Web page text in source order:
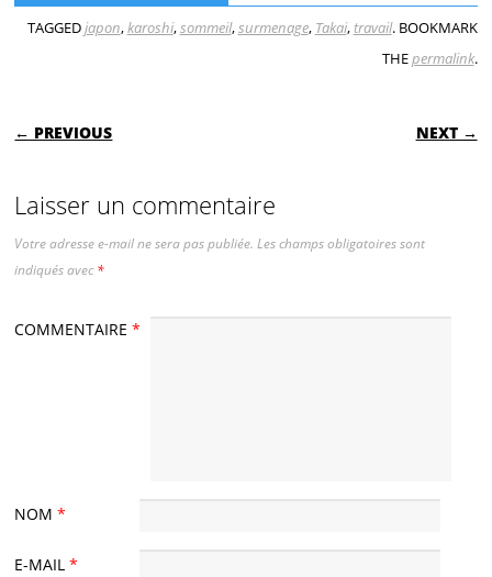
TAGGEDjapon,karoshi,sommeil,surmenage, Takai, travail. BOOKMARK
THEpermalink.
POST NAVIGATION
← PREVIOUS NEXT →
Laisser un commentaire
Votre adresse e-mail ne sera pas publiée. Les champs obligatoires sont
indiqués avec*
COMMENTAIRE*
NOM*
E-MAIL*